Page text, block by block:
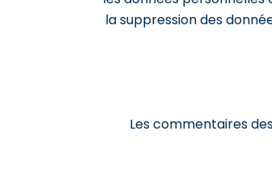
la suppression des
Les commentaires